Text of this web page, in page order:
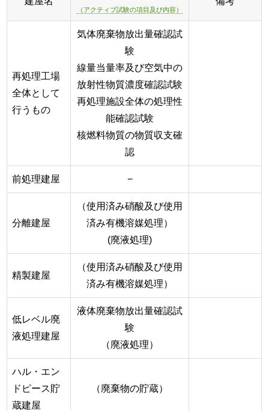
（アクティブ試験の項目及び内容）
再処理工場
全体として
行うもの
気体廃棄物放出量確認試
験
線量当量率及び空気中の
放射性物質濃度確認試験
再処理施設全体の処理性
能確認試験
核燃料物質の物質収支確
認
前処理建屋 −
分離建屋
（使用済み硝酸及び使用
済み有機溶媒処理）
(廃液処理)
精製建屋
（使用済み硝酸及び使用
済み有機溶媒処理）
低レベル廃
液処理建屋
液体廃棄物放出量確認試
験
（廃液処理）
ハル・エン
ドピース貯
蔵建屋
（廃棄物の貯蔵）